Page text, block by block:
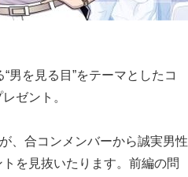
男を見る目”をテーマとしたコ
ゼント。
、合コンメンバーから誠実男性
を見抜いたります。前編の問